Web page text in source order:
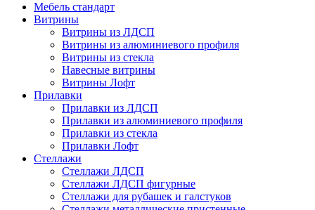
Мебель стандарт
Витрины
Витрины из ЛДСП
Витрины из алюминиевого профиля
Витрины из стекла
Навесные витрины
Витрины Лофт
Прилавки
Прилавки из ЛДСП
Прилавки из алюминиевого профиля
Прилавки из стекла
Прилавки Лофт
Стеллажи
Стеллажи ЛДСП
Стеллажи ЛДСП фигурные
Стеллажи для рубашек и галстуков